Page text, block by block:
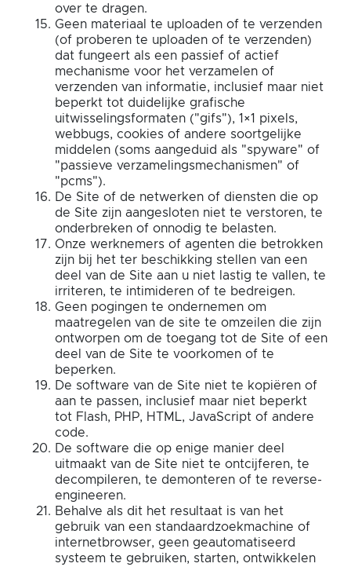
over te dragen.
Geen materiaal te uploaden of te verzenden
(of proberen te uploaden of te verzenden)
dat fungeert als een passief of actief
mechanisme voor het verzamelen of
verzenden van informatie, inclusief maar niet
beperkt tot duidelijke grafische
uitwisselingsformaten ("gifs"), 1×1 pixels,
webbugs, cookies of andere soortgelijke
middelen (soms aangeduid als "spyware" of
"passieve verzamelingsmechanismen" of
"pcms").
De Site of de netwerken of diensten die op
de Site zijn aangesloten niet te verstoren, te
onderbreken of onnodig te belasten.
Onze werknemers of agenten die betrokken
zijn bij het ter beschikking stellen van een
deel van de Site aan u niet lastig te vallen, te
irriteren, te intimideren of te bedreigen.
Geen pogingen te ondernemen om
maatregelen van de site te omzeilen die zijn
ontworpen om de toegang tot de Site of een
deel van de Site te voorkomen of te
beperken.
De software van de Site niet te kopiëren of
aan te passen, inclusief maar niet beperkt
tot Flash, PHP, HTML, JavaScript of andere
code.
De software die op enige manier deel
uitmaakt van de Site niet te ontcijferen, te
decompileren, te demonteren of te reverse-
engineeren.
Behalve als dit het resultaat is van het
gebruik van een standaardzoekmachine of
internetbrowser, geen geautomatiseerd
systeem te gebruiken, starten, ontwikkelen